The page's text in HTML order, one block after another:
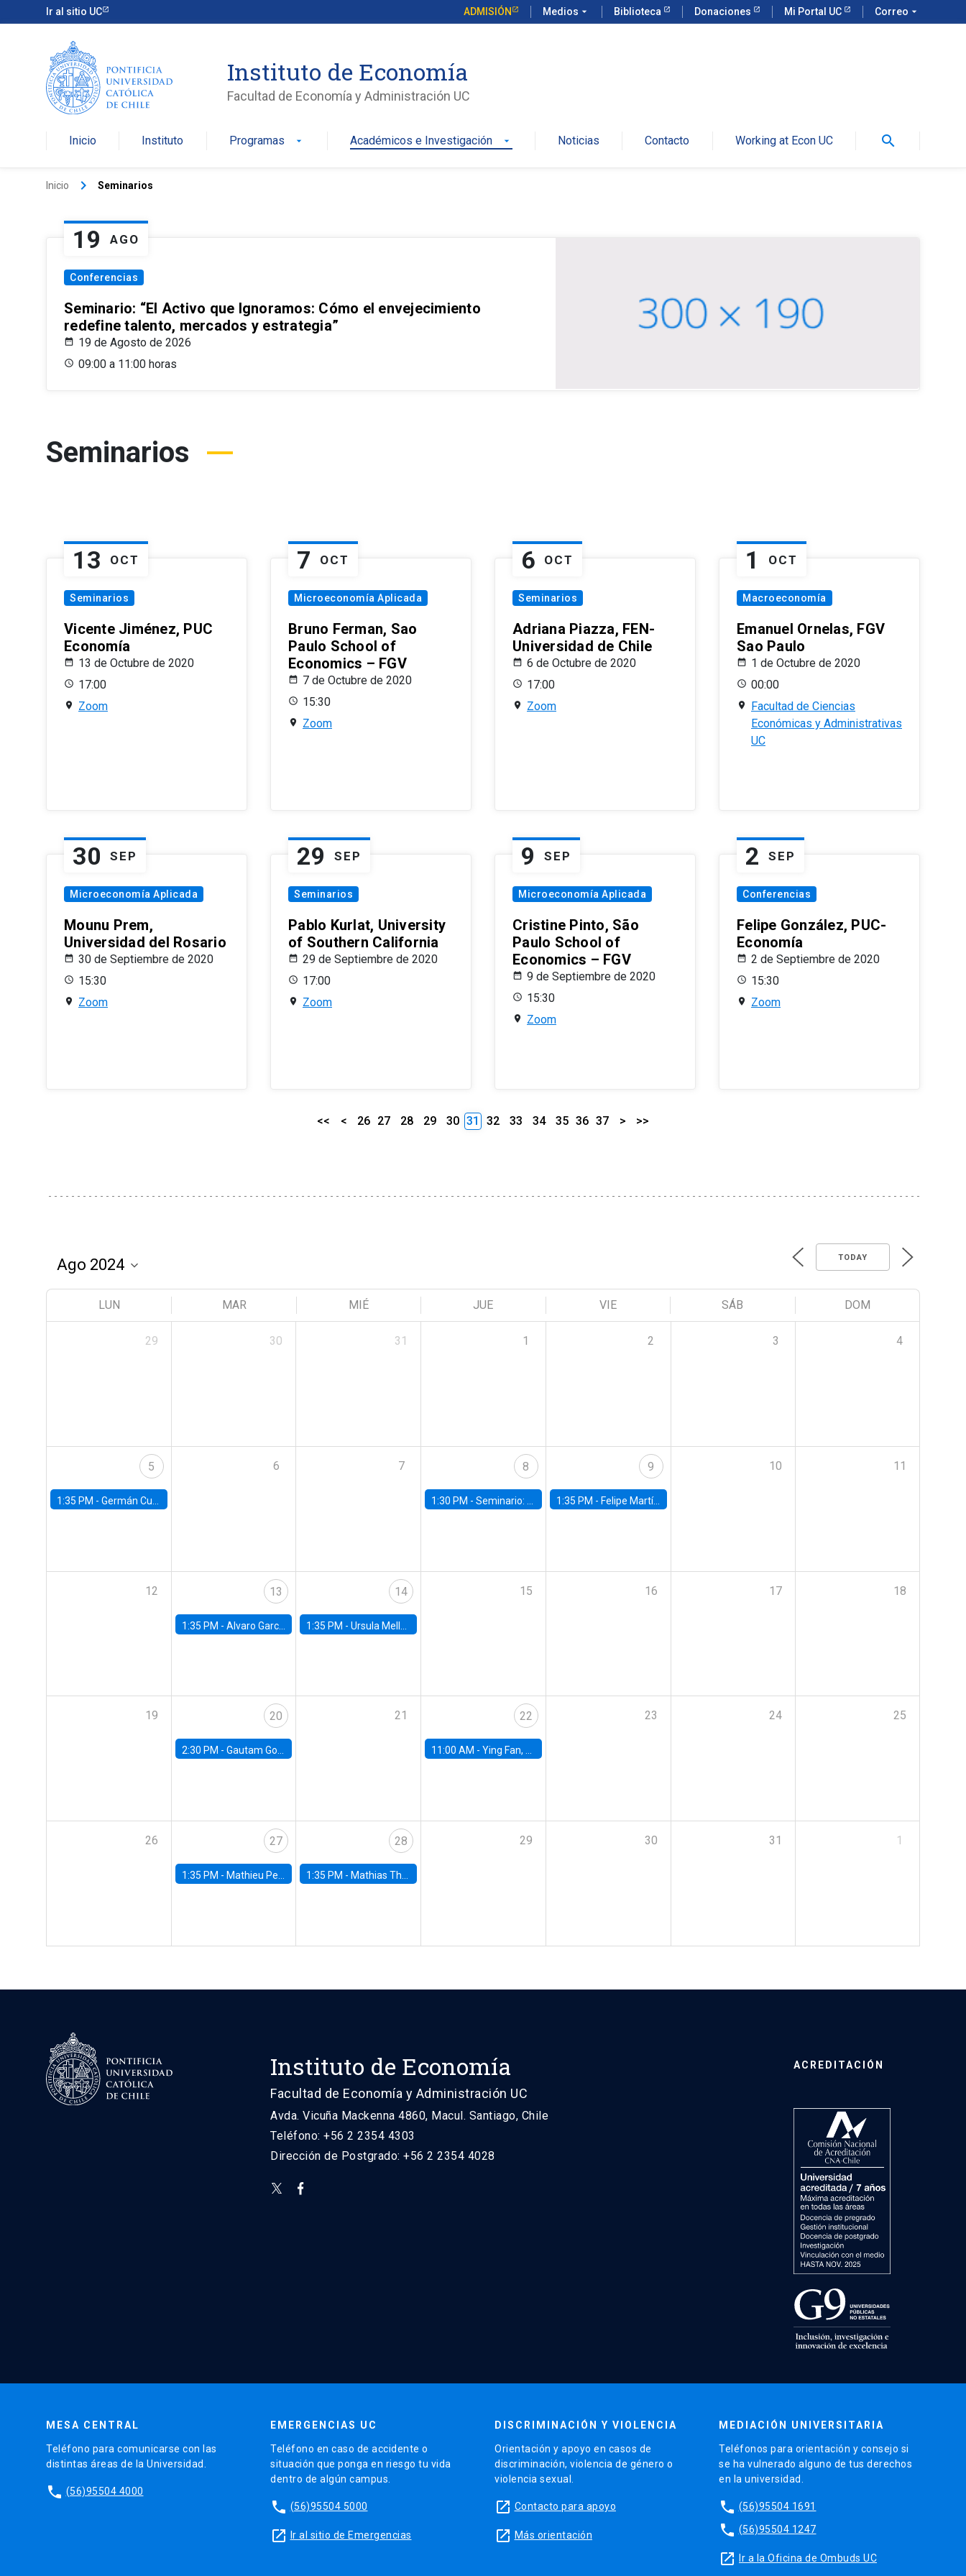
Ir al sitio UC ADMISIÓN Medios arrow_drop_down Biblioteca Donaciones Mi Portal UC Correo arrow_drop_down
Instituto de Economía
Facultad de Economía y Administración UC
Inicio Instituto Programas arrow_drop_down Académicos e Investigación arrow_drop_down Noticias Contacto Working at Econ UC search
Inicio keyboard_arrow_right Seminarios
19 AGO
Conferencias
Seminario: “El Activo que Ignoramos: Cómo el envejecimiento
redefine talento, mercados y estrategia”
19 de Agosto de 2026
09:00 a 11:00 horas
Seminarios
13 OCT
Seminarios
Vicente Jiménez, PUC
Economía
13 de Octubre de 2020
17:00
Zoom
7 OCT
Microeconomía Aplicada
Bruno Ferman, Sao
Paulo School of
Economics – FGV
7 de Octubre de 2020
15:30
Zoom
6 OCT
Seminarios
Adriana Piazza, FEN-
Universidad de Chile
6 de Octubre de 2020
17:00
Zoom
1 OCT
Macroeconomía
Emanuel Ornelas, FGV
Sao Paulo
1 de Octubre de 2020
00:00
Facultad de Ciencias
Económicas y Administrativas
UC
30 SEP
Microeconomía Aplicada
Mounu Prem,
Universidad del Rosario
30 de Septiembre de 2020
15:30
Zoom
29 SEP
Seminarios
Pablo Kurlat, University
of Southern California
29 de Septiembre de 2020
17:00
Zoom
9 SEP
Microeconomía Aplicada
Cristine Pinto, São
Paulo School of
Economics – FGV
9 de Septiembre de 2020
15:30
Zoom
2 SEP
Conferencias
Felipe González, PUC-
Economía
2 de Septiembre de 2020
15:30
Zoom
<< < 26 27 28 29 30 31 32 33 34 35 36 37 > >>
TODAY
LUN MAR MIÉ JUE VIE SÁB DOM
29 30 31 1 2 3 4
5
1:35 PM - Germán Cubas, University of Houston
6 7 8
1:30 PM -Seminario: “Recuperando la humanidad para progresar en la era de la IA»
9
1:35 PM - Felipe Martínez, alumno Doctorado en Economía UC
10 11
12 13
1:35 PM - Alvaro Garcia-Marin, Universidad de Los Andes
14
1:35 PM -Ursula Mello, Insper - Institute of Education and Research
15 16 17 18
19 20
2:30 PM - Gautam Gowrisankaran, Columbia University
21 22
11:00 AM -Ying Fan, University of Michigan
23 24 25
26 27
1:35 PM - Mathieu Pedemonte, IDB
28
1:35 PM - Mathias Thoenig, University of Lausanne
29 30 31 1
Instituto de Economía
Facultad de Economía y Administración UC
Avda. Vicuña Mackenna 4860, Macul. Santiago, Chile
Teléfono: +56 2 2354 4303
Dirección de Postgrado: +56 2 2354 4028
ACREDITACIÓN
MESA CENTRAL
Teléfono para comunicarse con las
distintas áreas de la Universidad.
phone (56)95504 4000
EMERGENCIAS UC
Teléfono en caso de accidente o
situación que ponga en riesgo tu vida
dentro de algún campus.
phone (56)95504 5000
launch Ir al sitio de Emergencias
DISCRIMINACIÓN Y VIOLENCIA
Orientación y apoyo en casos de
discriminación, violencia de género o
violencia sexual.
launch Contacto para apoyo
launch Más orientación
MEDIACIÓN UNIVERSITARIA
Teléfonos para orientación y consejo si
se ha vulnerado alguno de tus derechos
en la universidad.
phone (56)95504 1691
phone (56)95504 1247
launch Ir a la Oficina de Ombuds UC